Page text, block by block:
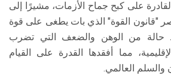
على كبح جماح الأزمات، مشيرًا إلى
"قانون القوة" الذي بات يطغى على قوة
حالة من الوهن والضعف التي تضرب
مما أفقدها القدرة على القيام
والسلم العالمي.